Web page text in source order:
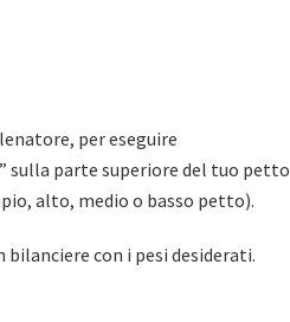
per eseguire
sulla parte superiore del tuo petto
alto, medio o basso petto).
bilanciere con i pesi desiderati.